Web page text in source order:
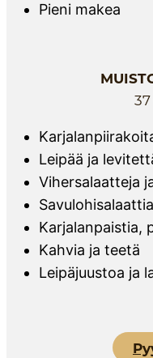
Pieni makea
Leipää ja
Vihersalaatteja
Savulohisalaattia
Karjalanpaistia,
Kahvia ja teetä
Leipäjuustoa ja